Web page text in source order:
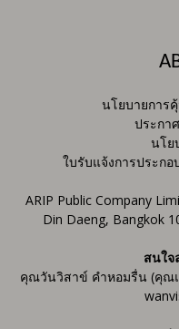
นโยบายการ
ประกา
นโย
ใบรับแจ้งการประก
ARIP Public Company
Din Daeng, Bangkok
สนใ
คุณวันวิสาข์ คำหอมรื่น (คุณ